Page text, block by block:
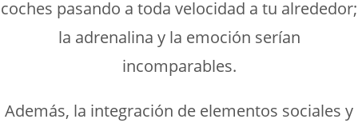
coches pasando a toda velocidad a tu alrededor;
la adrenalina y la emoción serían
incomparables.
Además, la integración de elementos sociales y